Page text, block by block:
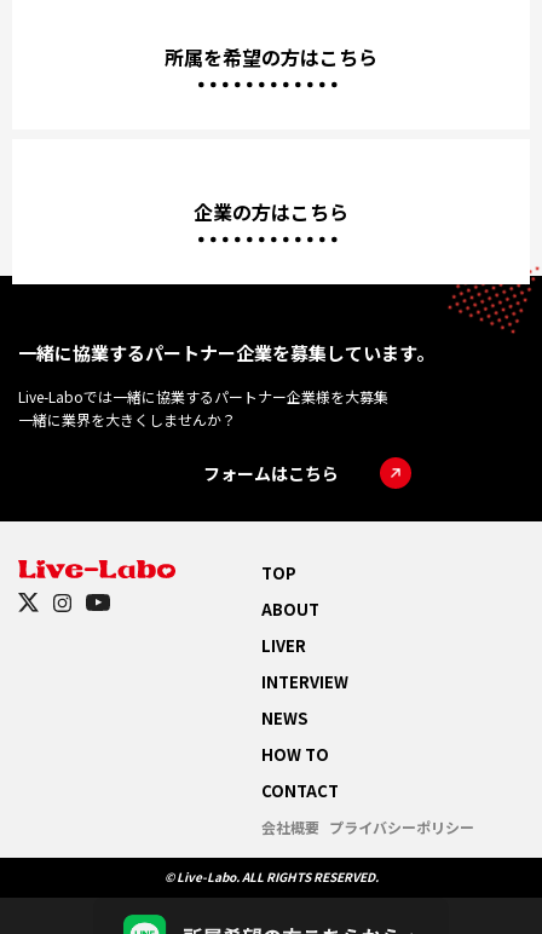
所属を希望の方はこちら
企業の方はこちら
一緒に協業するパートナー企業を募集しています。
Live-Laboでは一緒に協業するパートナー企業様を大募集
一緒に業界を大きくしませんか？
フォームはこちら
TOP
ABOUT
LIVER
INTERVIEW
NEWS
HOW TO
CONTACT
会社概要 プライバシーポリシー
© Live-Labo. ALL RIGHTS RESERVED.